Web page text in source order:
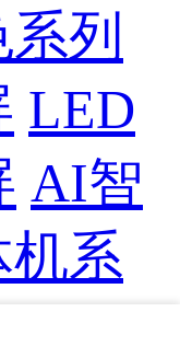
列
LED
AI智
系